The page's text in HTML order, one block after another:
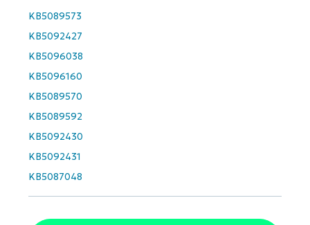
KB5089573
KB5092427
KB5096038
KB5096160
KB5089570
KB5089592
KB5092430
KB5092431
KB5087048